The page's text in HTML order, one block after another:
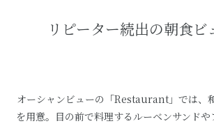
リピーター続出の朝食ビ
オーシャンビューの「Restaurant」では、
を用意。目の前で料理するルーベンサンドや